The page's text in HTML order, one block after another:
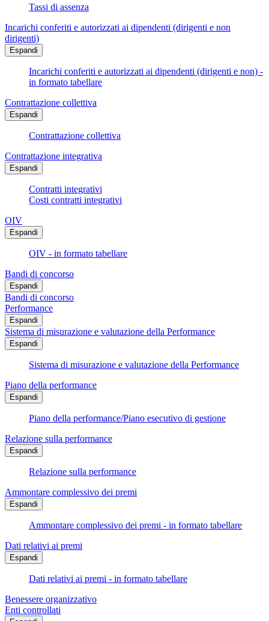
Tassi di assenza
Incarichi conferiti e autorizzati ai dipendenti (dirigenti e non
dirigenti)
Espandi
Incarichi conferiti e autorizzati ai dipendenti (dirigenti e non) -
in formato tabellare
Contrattazione collettiva
Espandi
Contrattazione collettiva
Contrattazione integrativa
Espandi
Contratti integrativi
Costi contratti integrativi
OIV
Espandi
OIV - in formato tabellare
Bandi di concorso
Espandi
Bandi di concorso
Performance
Espandi
Sistema di misurazione e valutazione della Performance
Espandi
Sistema di misurazione e valutazione della Performance
Piano della performance
Espandi
Piano della performance/Piano esecutivo di gestione
Relazione sulla performance
Espandi
Relazione sulla performance
Ammontare complessivo dei premi
Espandi
Ammontare complessivo dei premi - in formato tabellare
Dati relativi ai premi
Espandi
Dati relativi ai premi - in formato tabellare
Benessere organizzativo
Enti controllati